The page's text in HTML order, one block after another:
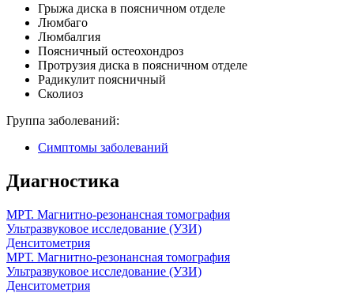
Грыжа диска в поясничном отделе
Люмбаго
Люмбалгия
Поясничный остеохондроз
Протрузия диска в поясничном отделе
Радикулит поясничный
Сколиоз
Группа заболеваний:
Симптомы заболеваний
Диагностика
МРТ. Магнитно-резонансная томография
Ультразвуковое исследование (УЗИ)
Денситометрия
МРТ. Магнитно-резонансная томография
Ультразвуковое исследование (УЗИ)
Денситометрия